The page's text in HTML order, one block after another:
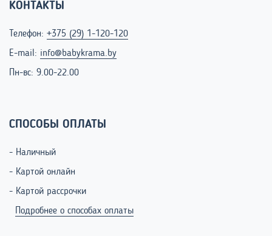
КОНТАКТЫ
Телефон: +375 (29) 1-120-120
E-mail: info@babykrama.by
Пн-вс: 9.00-22.00
СПОСОБЫ ОПЛАТЫ
- Наличный
- Картой онлайн
- Картой рассрочки
Подробнее о способах оплаты